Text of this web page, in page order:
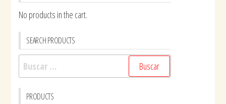
No products in the cart.
SEARCH PRODUCTS
Buscar:
PRODUCTS